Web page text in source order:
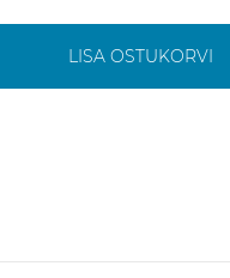
LISA OSTUKORVI